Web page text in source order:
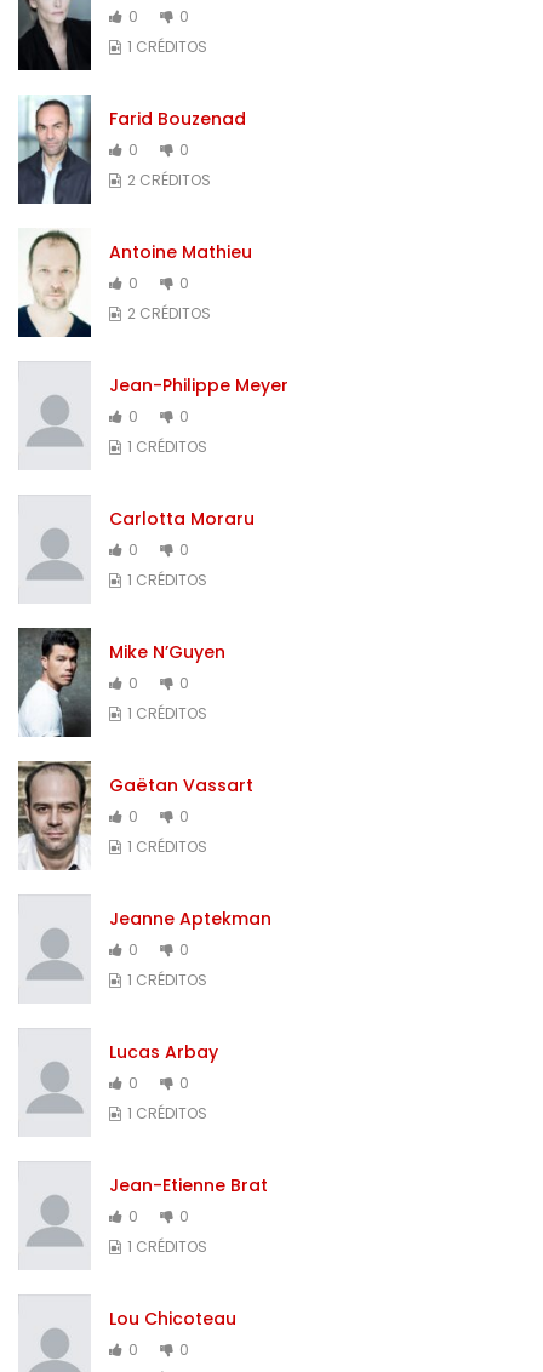
0
0
1 CRÉDITOS
Farid Bouzenad
0
0
2 CRÉDITOS
Antoine Mathieu
0
0
2 CRÉDITOS
Jean-Philippe Meyer
0
0
1 CRÉDITOS
Carlotta Moraru
0
0
1 CRÉDITOS
Mike N’Guyen
0
0
1 CRÉDITOS
Gaëtan Vassart
0
0
1 CRÉDITOS
Jeanne Aptekman
0
0
1 CRÉDITOS
Lucas Arbay
0
0
1 CRÉDITOS
Jean-Etienne Brat
0
0
1 CRÉDITOS
Lou Chicoteau
0
0